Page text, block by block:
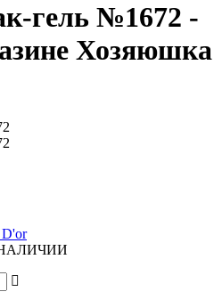
гель №1672 -
Хозяюшка